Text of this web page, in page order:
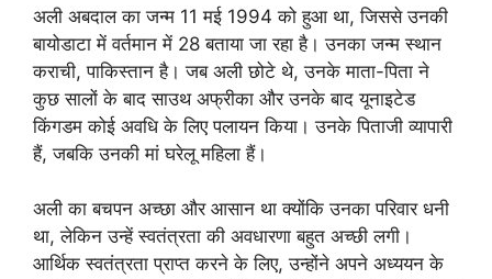
अली अबदाल का जन्म 11 मई 1994 को हुआ था, जिससे उनकी
बायोडाटा में वर्तमान में 28 बताया जा रहा है। उनका जन्म स्थान
कराची, पाकिस्तान है। जब अली छोटे थे, उनके माता-पिता ने
कुछ सालों के बाद साउथ अफ्रीका और उनके बाद यूनाइटेड
किंगडम कोई अवधि के लिए पलायन किया। उनके पिताजी व्यापारी
हैं, जबकि उनकी मां घरेलू महिला हैं।
अली का बचपन अच्छा और आसान था क्योंकि उनका परिवार धनी
था, लेकिन उन्हें स्वतंत्रता की अवधारणा बहुत अच्छी लगी।
आर्थिक स्वतंत्रता प्राप्त करने के लिए, उन्होंने अपने अध्ययन के